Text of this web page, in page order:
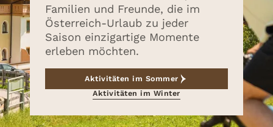
Familien und Freunde, die im
Österreich-Urlaub zu jeder
Saison einzigartige Momente
erleben möchten.
Aktivitäten im Sommer
Aktivitäten im Winter